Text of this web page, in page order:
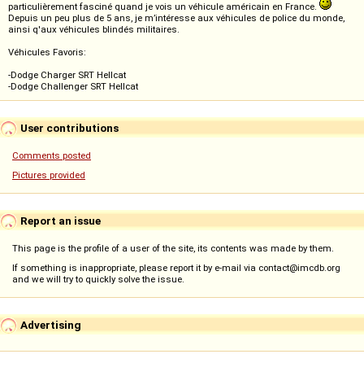
particulièrement fasciné quand je vois un véhicule américain en France.
Depuis un peu plus de 5 ans, je m’intéresse aux véhicules de police du monde,
ainsi q'aux véhicules blindés militaires.
Véhicules Favoris:
-Dodge Charger SRT Hellcat
-Dodge Challenger SRT Hellcat
User contributions
Comments posted
Pictures provided
Report an issue
This page is the profile of a user of the site, its contents was made by them.
If something is inappropriate, please report it by e-mail via contact@imcdb.org
and we will try to quickly solve the issue.
Advertising